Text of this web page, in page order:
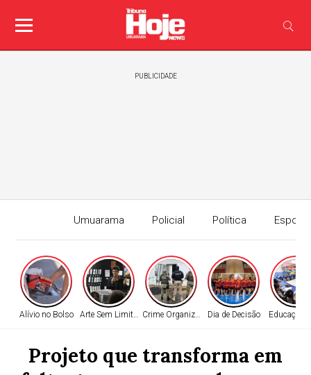
PUBLICIDADE
Umuarama Policial Política
Edição
Alívio no Bolso Arte Sem Limites Crime OrganizadoDia de Decisão Educação
Projeto que transforma em